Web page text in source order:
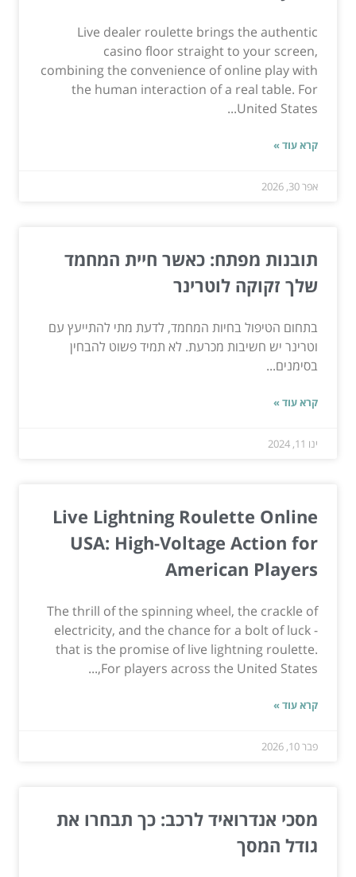
Live dealer roulette brings the authentic
casino floor straight to your screen,
combining the convenience of online play with
the human interaction of a real table. For
United States...
קרא עוד »
אפר 30, 2026
תובנות מפתח: כאשר חיית המחמד
שלך זקוקה לוטרינר
בתחום הטיפול בחיות המחמד, לדעת מתי להתייעץ עם
וטרינר יש חשיבות מכרעת. לא תמיד פשוט להבחין
בסימנים...
קרא עוד »
ינו 11, 2024
Live Lightning Roulette Online
USA: High-Voltage Action for
American Players
The thrill of the spinning wheel, the crackle of
electricity, and the chance for a bolt of luck -
that is the promise of live lightning roulette.
For players across the United States,...
קרא עוד »
פבר 10, 2026
מסכי אנדרואיד לרכב: כך תבחרו את
גודל המסך